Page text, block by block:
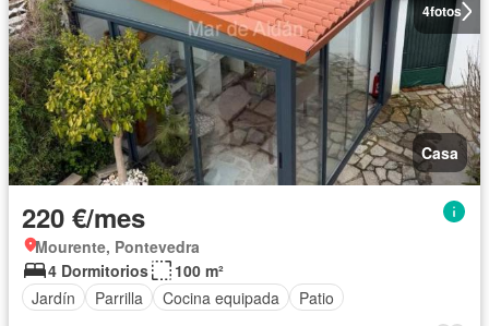
4fotos
Casa
220 €/mes
Mourente, Pontevedra
4 Dormitorios
100 m²
Jardín
Parrilla Cocina equipada Patio